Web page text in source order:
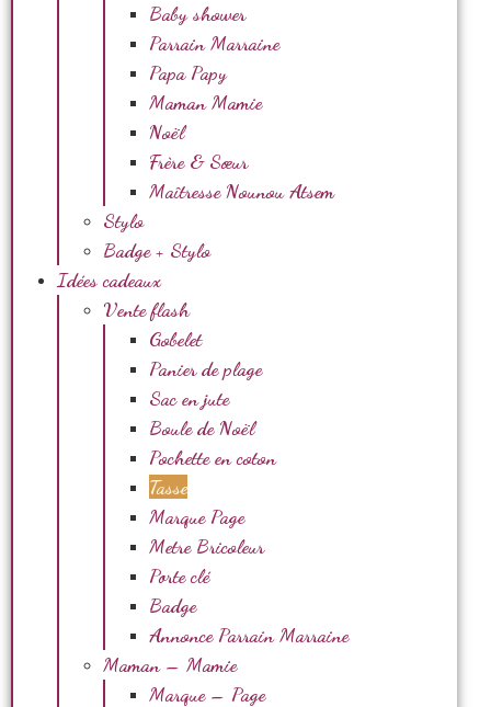
Baby shower
Parrain Marraine
Papa Papy
Maman Mamie
Noël
Frère & Sœur
Maîtresse Nounou Atsem
Stylo
Badge + Stylo
Idées cadeaux
Vente flash
Gobelet
Panier de plage
Sac en jute
Boule de Noël
Pochette en coton
Tasse
Marque Page
Metre Bricoleur
Porte clé
Badge
Annonce Parrain Marraine
Maman – Mamie
Marque – Page